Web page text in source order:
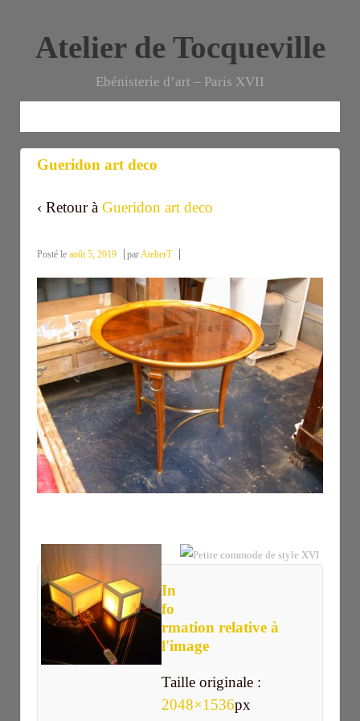
Atelier de Tocqueville
Ebénisterie d’art – Paris XVII
Gueridon art deco
‹ Retour à Gueridon art deco
Posté le août 5, 2019 parAtelierT
In
fo
rmation relative à
l'image
Taille originale :
2048×1536px